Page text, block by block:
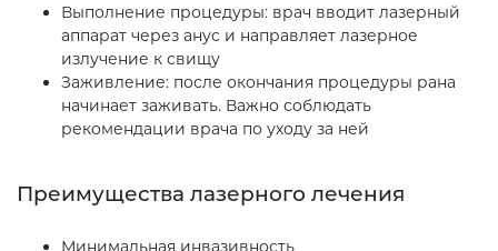
Выполнение процедуры: врач вводит лазерный
аппарат через анус и направляет лазерное
излучение к свищу
Заживление: после окончания процедуры рана
начинает заживать. Важно соблюдать
рекомендации врача по уходу за ней
Преимущества лазерного лечения
Минимальная инвазивность